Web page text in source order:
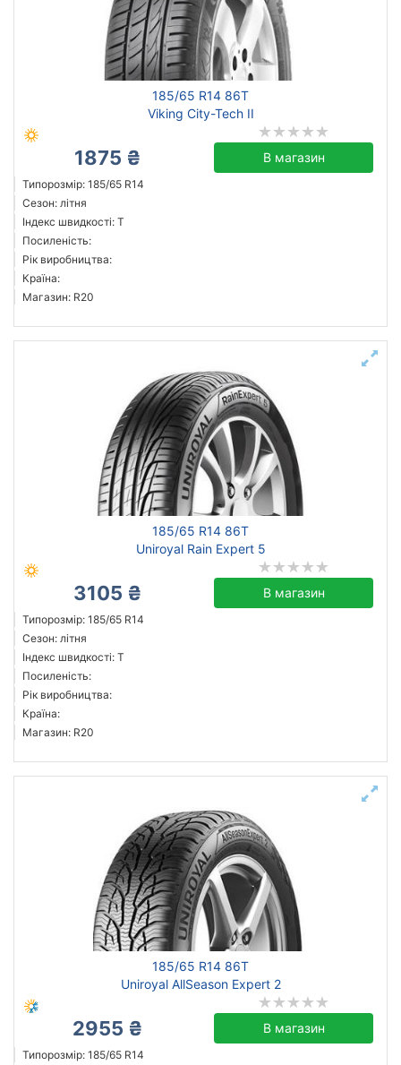
185/65 R14 86T
Viking City-Tech II
1875 ₴ В магазин
Типорозмір: 185/65 R14
Сезон: літня
Індекс швидкості: T
Посиленість:
Рік виробництва:
Країна:
Магазин: R20
185/65 R14 86T
Uniroyal Rain Expert 5
3105 ₴ В магазин
Типорозмір: 185/65 R14
Сезон: літня
Індекс швидкості: T
Посиленість:
Рік виробництва:
Країна:
Магазин: R20
185/65 R14 86T
Uniroyal AllSeason Expert 2
2955 ₴ В магазин
Типорозмір: 185/65 R14